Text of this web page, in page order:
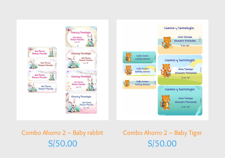
Combo Ahorro 2 – Baby rabbit
S/50.00
Combo Ahorro 2 – Baby Tiger
S/50.00